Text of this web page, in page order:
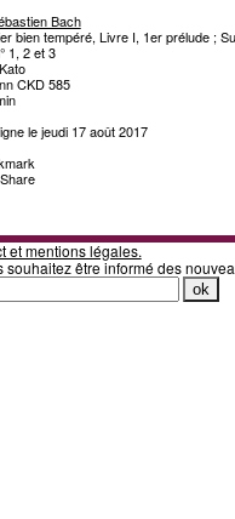
Bach
bien tempéré, Livre I, 1er prélude ;
1, 2 et 3
CKD 585
le jeudi 17 août 2017
et mentions légales.
souhaitez être informé des